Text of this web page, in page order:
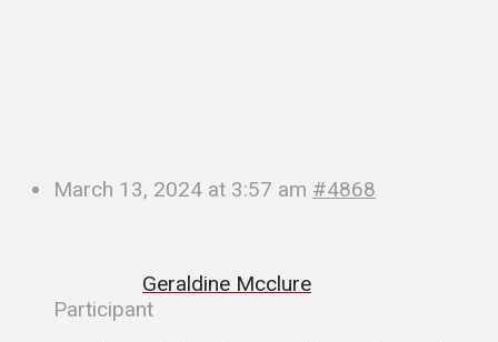
March 13, 2024 at 3:57 am #4868
Geraldine Mcclure
Participant